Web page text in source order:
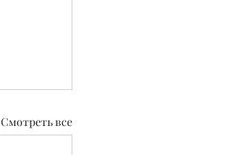
Смотреть все